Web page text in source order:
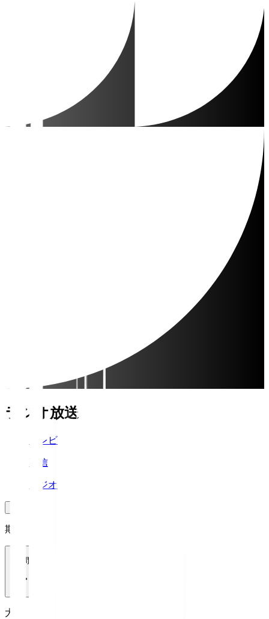
ラジオ放送
テレビ
配信
ラジオ
期間
1週間
大会